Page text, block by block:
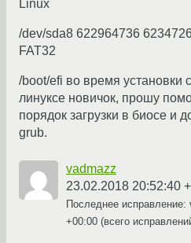
Linux
/dev/sda8 622964736
FAT32
/boot/efi во время установки
линуксе новичок, прошу
порядок загрузки в биосе и
grub.
vadmazz
23.02.2018 20:52:40
Последнее исправление:
+00:00 (всего